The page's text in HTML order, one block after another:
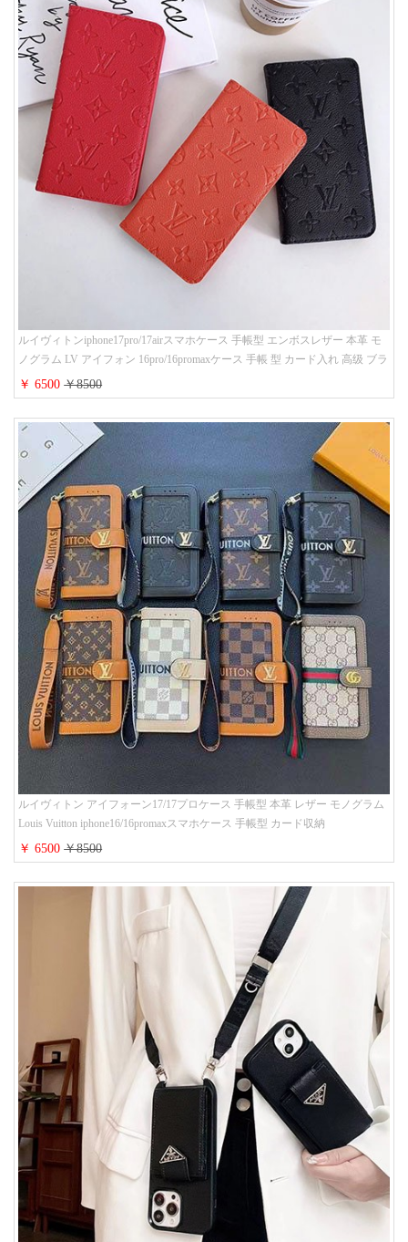
ルイヴィトンiphone17pro/17airスマホケース 手帳型 エンボスレザー 本革 モ
ノグラム LV アイフォン 16pro/16promaxケース 手帳 型 カード入れ 高级 ブラ
ンド iPhone 15/14/13 proケース 手帳型 男女通用 大人かわいい
￥ 6500￥8500
ルイヴィトン アイフォーン17/17プロケース 手帳型 本革 レザー モノグラム
Louis Vuitton iphone16/16promaxスマホケース 手帳型 カード収納
iphone15/14/13ケース ビジネス風 GUCCI galaxy s26/s25/s24ケース 手帳型 大
人 可愛い
￥ 6500￥8500